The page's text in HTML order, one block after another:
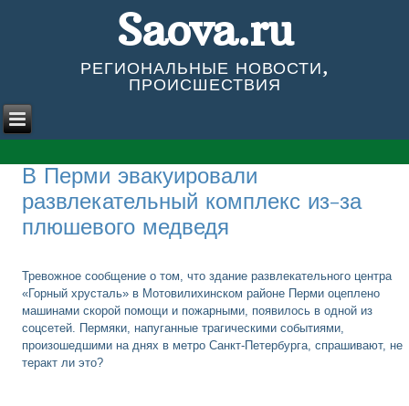
Saova.ru
РЕГИОНАЛЬНЫЕ НОВОСТИ,
ПРОИСШЕСТВИЯ
В Перми эвакуировали
развлекательный комплекс из-за
плюшевого медведя
Тревожное сообщение о том, что здание развлекательного центра
«Горный хрусталь» в Мотовилихинском районе Перми оцеплено
машинами скорой помощи и пожарными, появилось в одной из
соцсетей. Пермяки, напуганные трагическими событиями,
произошедшими на днях в метро Санкт-Петербурга, спрашивают, не
теракт ли это?